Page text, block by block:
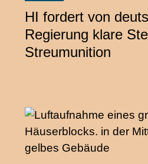
HI fordert von
Regierung klare
Streumunition